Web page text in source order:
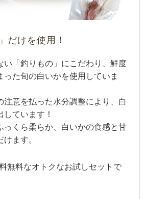
だけを使用！
い「釣りもの」にこだわり、鮮度
った旬の白いかを使用していま
注意を払った水分調整により、白
ています！
っくら柔らか、白いかの食感と甘
ます。
無料なオトクなお試しセットで